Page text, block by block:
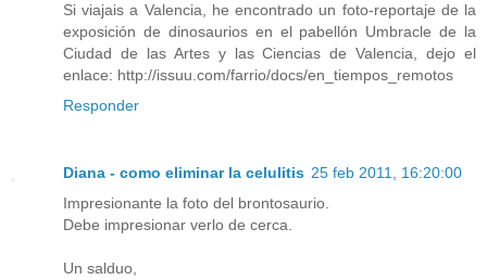
Si viajais a Valencia, he encontrado un foto-reportaje de la
exposición de dinosaurios en el pabellón Umbracle de la
Ciudad de las Artes y las Ciencias de Valencia, dejo el
enlace: http://issuu.com/farrio/docs/en_tiempos_remotos
Responder
Diana - como eliminar la celulitis 25 feb 2011, 16:20:00
Impresionante la foto del brontosaurio.
Debe impresionar verlo de cerca.
Un salduo,